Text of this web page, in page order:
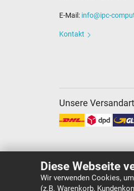
Diese Webseite
Wir verwenden Cookies,
(z.B. Warenkorb,
E-Mail: info@ipc-
Kontakt
Unsere
Copyright ©IPC-